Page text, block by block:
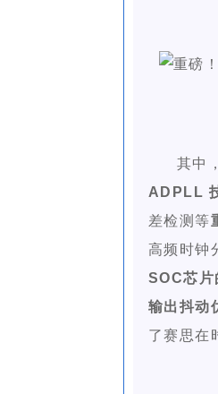
其中
ADPLL
差检测等
高频时钟
SOC芯片
输出抖动
了赛思在